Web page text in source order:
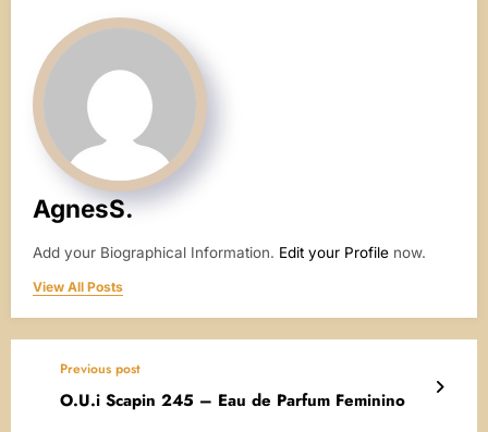
AgnesS.
Add your Biographical Information. Edit your Profile now.
View All Posts
Previous post
O.U.i Scapin 245 – Eau de Parfum Feminino